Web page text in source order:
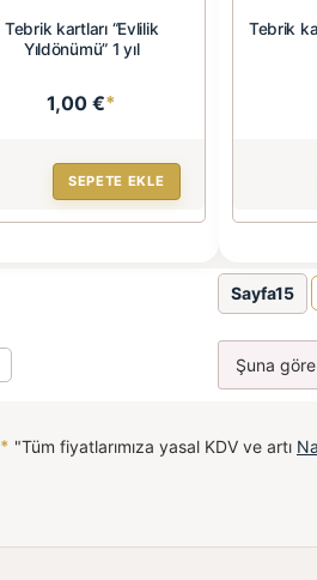
Tebrik kartları “Evlilik
Yıldönümü” 1 yıl
1,00 €*
SEPETE EKLE
Tebrik
Sayfa15
* "Tüm fiyatlarımıza yasal KDV ve artı